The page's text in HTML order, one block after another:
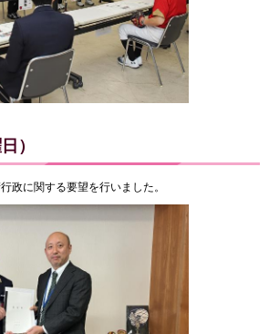
）
政に関する要望を行いました。